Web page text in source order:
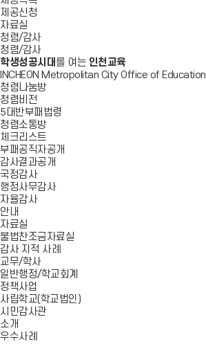
제공신청
자료실
청렴/감사
청렴/감사
학생성공시대 를 여는 인천교육
INCHEON Metropolitan City Office of Education
청렴나눔방
청렴비전
5대반부패법령
청렴소통방
체크리스트
부패공직자공개
감사결과공개
국정감사
행정사무감사
자율감사
안내
자료실
불법찬조금자료실
감사 지적 사례
교무/학사
일반행정/학교회계
정책사업
사립학교(학교법인)
시민감사관
소개
우수사례